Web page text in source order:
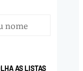
AS LISTAS